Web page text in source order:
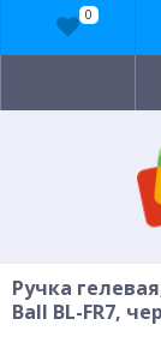
Ручка
Ball BL-FR7,
0